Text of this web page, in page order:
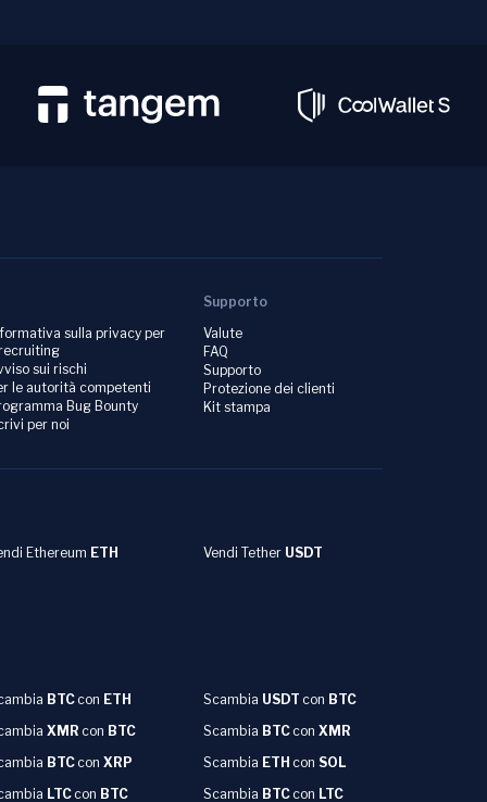
sulla privacy per
sui rischi
le autorità competenti
Bug Bounty
per noi
Supporto
Valute
FAQ
Supporto
Protezione dei clienti
Kit stampa
Ethereum ETH Vendi Tether USDT
BTC con ETH Scambia USDT con BTC
XMR con BTC Scambia BTC con XMR
BTC conXRP Scambia ETH con SOL
LTC con BTC Scambia BTC con LTC